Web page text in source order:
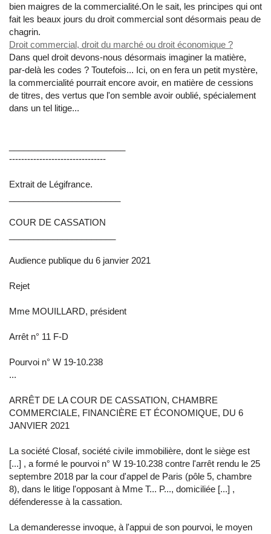
bien maigres de la commercialité.On le sait, les principes qui ont
fait les beaux jours du droit commercial sont désormais peau de
chagrin.
Droit commercial, droit du marché ou droit économique ?
Dans quel droit devons-nous désormais imaginer la matière,
par-delà les codes ? Toutefois... Ici, on en fera un petit mystère,
la commercialité pourrait encore avoir, en matière de cessions
de titres, des vertus que l'on semble avoir oublié, spécialement
dans un tel litige...
--------------------------------
Extrait de Légifrance.
COUR DE CASSATION
Audience publique du 6 janvier 2021
Rejet
Mme MOUILLARD, président
Arrêt n° 11 F-D
Pourvoi n° W 19-10.238
...
ARRÊT DE LA COUR DE CASSATION, CHAMBRE
COMMERCIALE, FINANCIÈRE ET ÉCONOMIQUE, DU 6
JANVIER 2021
La société Closaf, société civile immobilière, dont le siège est
[...] , a formé le pourvoi n° W 19-10.238 contre l'arrêt rendu le 25
septembre 2018 par la cour d'appel de Paris (pôle 5, chambre
8), dans le litige l'opposant à Mme T... P..., domiciliée [...] ,
défenderesse à la cassation.
La demanderesse invoque, à l'appui de son pourvoi, le moyen